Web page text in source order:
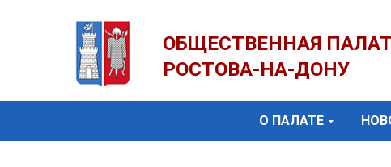
ОБЩЕСТВЕННАЯ
РОСТОВА-НА-ДОНУ
О ПАЛАТЕ